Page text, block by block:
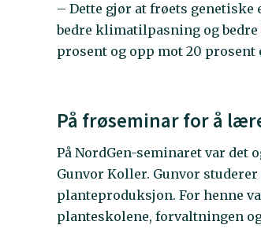
– Dette gjør at frøets
bedre klimatilpasning og bedre
prosent og opp mot 20
På frøseminar for å
På NordGen-seminaret var det
Gunvor Koller. Gunvor
planteproduksjon. For henne
planteskolene, forvaltningen